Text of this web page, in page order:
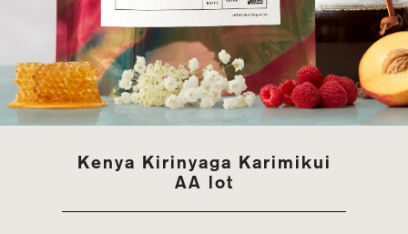
Kenya Kirinyaga Karimikui
AA lot